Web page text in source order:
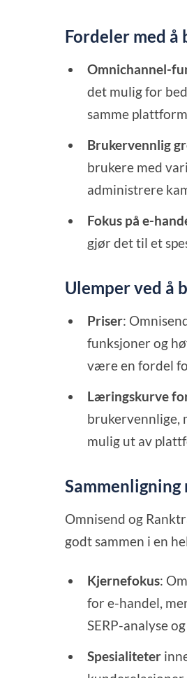
Fordeler med å
Omnichannel-
det mulig for
samme
Brukervennlig
brukere med
administrere
Fokus på e-
gjør det til et
Ulemper ved å
Priser:
funksjoner og
være en fordel
Læringskurve
brukervennlige,
mulig ut av
Omnisend og
godt sammen i en
Kjernefokus:
for e-handel,
SERP-analyse
Spesialiteter